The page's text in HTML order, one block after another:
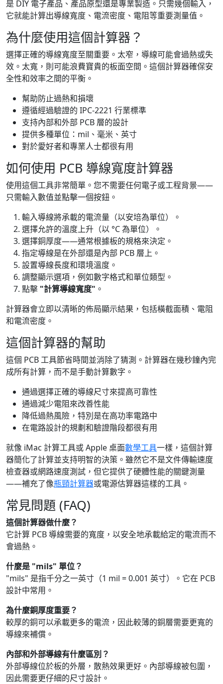
是 DIY 電子產品、產品原型還是專業製造。只需幾個輸入，
它就能計算出導線寬度、電流密度、電阻等重要測量值。
為什麼使用這個計算器？
選擇正確的導線寬度至關重要。太窄，導線可能會過熱或失
效。太寬，則可能浪費寶貴的板面空間。這個計算器確保安
全性和效率之間的平衡。
幫助防止過熱和損壞
遵循經過驗證的 IPC-2221 行業標準
支持內部和外部 PCB 層的設計
提供多種單位：mil、毫米、英寸
對於愛好者和專業人士都很有用
如何使用 PCB 導線寬度計算器
使用這個工具非常簡單。您不需要任何電子或工程背景——
只需輸入數值並點擊一個按鈕。
輸入導線將承載的電流量（以安培為單位）。
選擇允許的溫度上升（以 °C 為單位）。
選擇銅厚度——通常根據板的規格來決定。
指定導線是在外部還是內部 PCB 層上。
設置導線長度和環境溫度。
調整顯示選項，例如數字格式和單位類型。
點擊 "計算導線寬度" 。
計算器會立即以清晰的佈局顯示結果，包括橫截面積、電阻
和電流密度。
這個計算器的幫助
這個 PCB 工具節省時間並消除了猜測。計算器在幾秒鐘內完
成所有計算，而不是手動計算數字。
通過選擇正確的導線尺寸來提高可靠性
通過減少電阻來改善性能
降低過熱風險，特別是在高功率電路中
在電路設計的規劃和驗證階段都很有用
就像 iMac 計算工具或 Apple 桌面數學工具一樣，這個計算
器簡化了計算並支持明智的決策。雖然它不是文件傳輸速度
檢查器或網路速度測試，但它提供了硬體性能的關鍵測量
——補充了像瓶頸計算器或電源估算器這樣的工具。
常見問題 (FAQ)
這個計算器做什麼？
它計算 PCB 導線需要的寬度，以安全地承載給定的電流而不
會過熱。
什麼是 "mils" 單位？
"mils" 是指千分之一英寸（1 mil = 0.001 英寸）。它在 PCB
設計中常用。
為什麼銅厚度重要？
較厚的銅可以承載更多的電流，因此較薄的銅層需要更寬的
導線來補償。
內部和外部導線有什麼區別？
外部導線位於板的外層，散熱效果更好。內部導線被包圍，
因此需要更仔細的尺寸設計。